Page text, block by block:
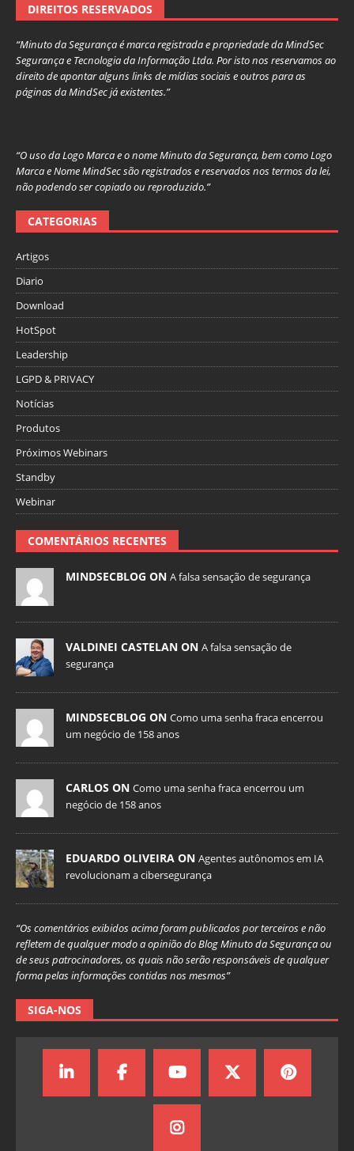
DIREITOS RESERVADOS
“Minuto da Segurança é marca registrada e propriedade da MindSec
Segurança e Tecnologia da Informação Ltda. Por isto nos reservamos ao
direito de apontar alguns links de mídias sociais e outros para as
páginas da MindSec já existentes.”
“O uso da Logo Marca e o nome Minuto da Segurança, bem como Logo
Marca e Nome MindSec são registrados e reservados nos termos da lei,
não podendo ser copiado ou reproduzido.”
CATEGORIAS
Artigos
Diario
Download
HotSpot
Leadership
LGPD & PRIVACY
Notícias
Produtos
Próximos Webinars
Standby
Webinar
COMENTÁRIOS RECENTES
MINDSECBLOG ON A falsa sensação de segurança
VALDINEI CASTELAN ON A falsa sensação de
segurança
MINDSECBLOG ON Como uma senha fraca encerrou
um negócio de 158 anos
CARLOS ON Como uma senha fraca encerrou um
negócio de 158 anos
EDUARDO OLIVEIRA ON Agentes autônomos em IA
revolucionam a cibersegurança
“Os comentários exibidos acima foram publicados por terceiros e não
refletem de qualquer modo a opinião do Blog Minuto da Segurança ou
de seus patrocinadores, os quais não serão responsáveis de qualquer
forma pelas informações contidas nos mesmos”
SIGA-NOS